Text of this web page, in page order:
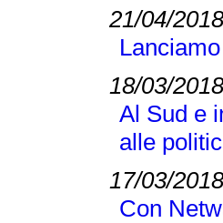
21/04/2018
18/03/2018
Al Sud e
alle
17/03/2018
Con